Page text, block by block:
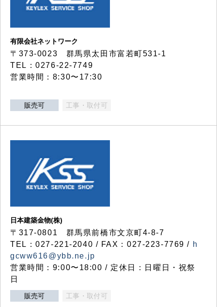
有限会社ネットワーク
〒373-0023 群馬県太田市富若町531-1
TEL：0276-22-7749
営業時間：8:30〜17:30
販売可 工事・取付可
日本建築金物(株)
〒317‐0801 群馬県前橋市文京町4-8-7
TEL：027-221-2040 / FAX：027-223-7769 / h
gcww616@ybb.ne.jp
営業時間：9:00〜18:00 / 定休日：日曜日・祝祭
日
販売可 工事・取付可